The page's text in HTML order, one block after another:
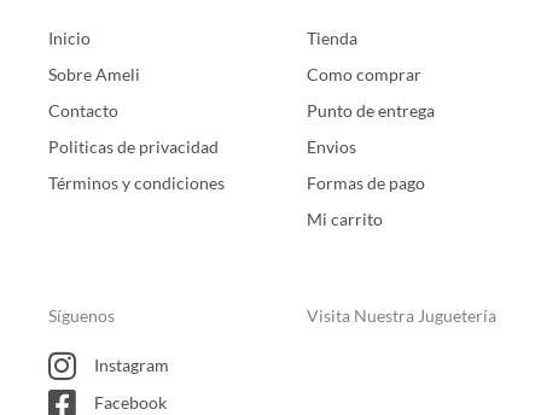
Inicio
Sobre Ameli
Contacto
Politicas de privacidad
Términos y condiciones
Tienda
Como comprar
Punto de entrega
Envios
Formas de pago
Mi carrito
Síguenos
Instagram
Facebook
Visita Nuestra Juguetería